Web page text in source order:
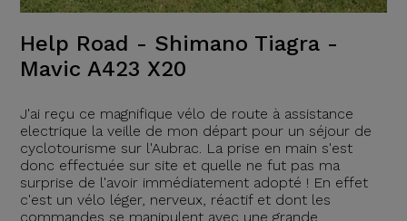
Help Road - Shimano Tiagra -
Mavic A423 X20
J'ai reçu ce magnifique vélo de route à assistance
electrique la veille de mon départ pour un séjour de
cyclotourisme sur l'Aubrac. La prise en main s'est
donc effectuée sur site et quelle ne fut pas ma
surprise de l'avoir immédiatement adopté ! En effet
c'est un vélo léger, nerveux, réactif et dont les
commandes se manipulent avec une grande